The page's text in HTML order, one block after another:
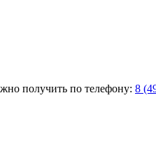
получить по телефону: 8